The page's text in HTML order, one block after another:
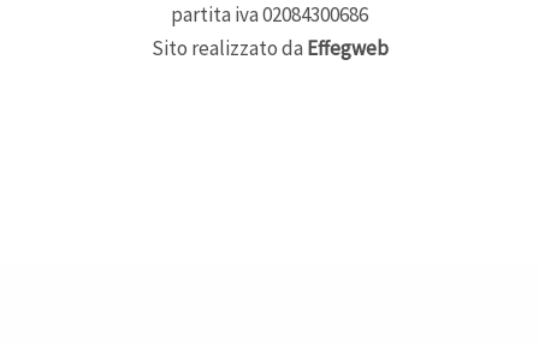
partita iva 02084300686
Sito realizzato da Effegweb